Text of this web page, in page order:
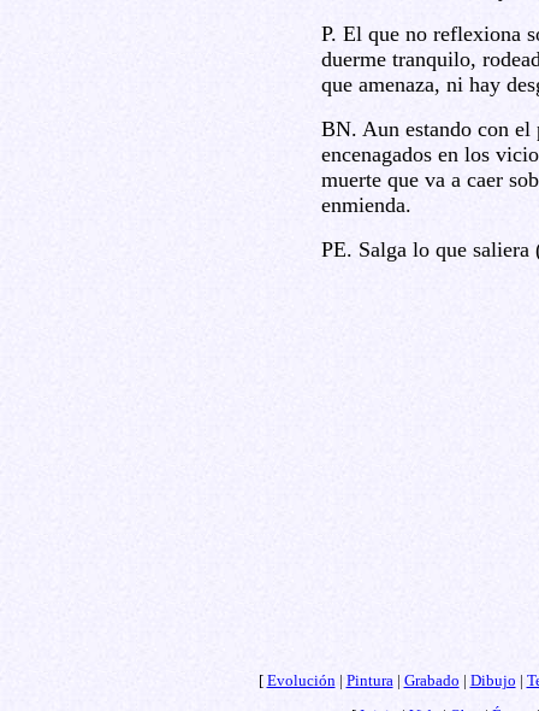
P. El que no reflexiona
duerme tranquilo,
que amenaza, ni hay
BN. Aun estando con el
encenagados en los
muerte que va a caer
enmienda.
PE. Salga lo que
[ Evolución| Pintura| Grabado | Dibujo |